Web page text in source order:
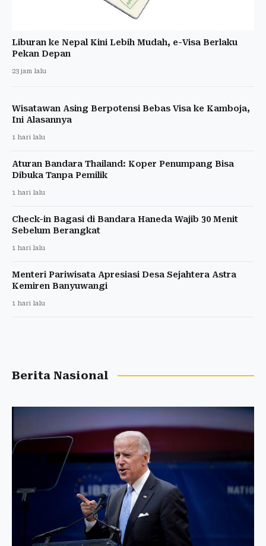
Liburan ke Nepal Kini Lebih Mudah, e-Visa Berlaku
Pekan Depan
23 jam lalu
Wisatawan Asing Berpotensi Bebas Visa ke Kamboja,
Ini Alasannya
1 hari lalu
Aturan Bandara Thailand: Koper Penumpang Bisa
Dibuka Tanpa Pemilik
1 hari lalu
Check-in Bagasi di Bandara Haneda Wajib 30 Menit
Sebelum Berangkat
1 hari lalu
Menteri Pariwisata Apresiasi Desa Sejahtera Astra
Kemiren Banyuwangi
1 hari lalu
Berita Nasional